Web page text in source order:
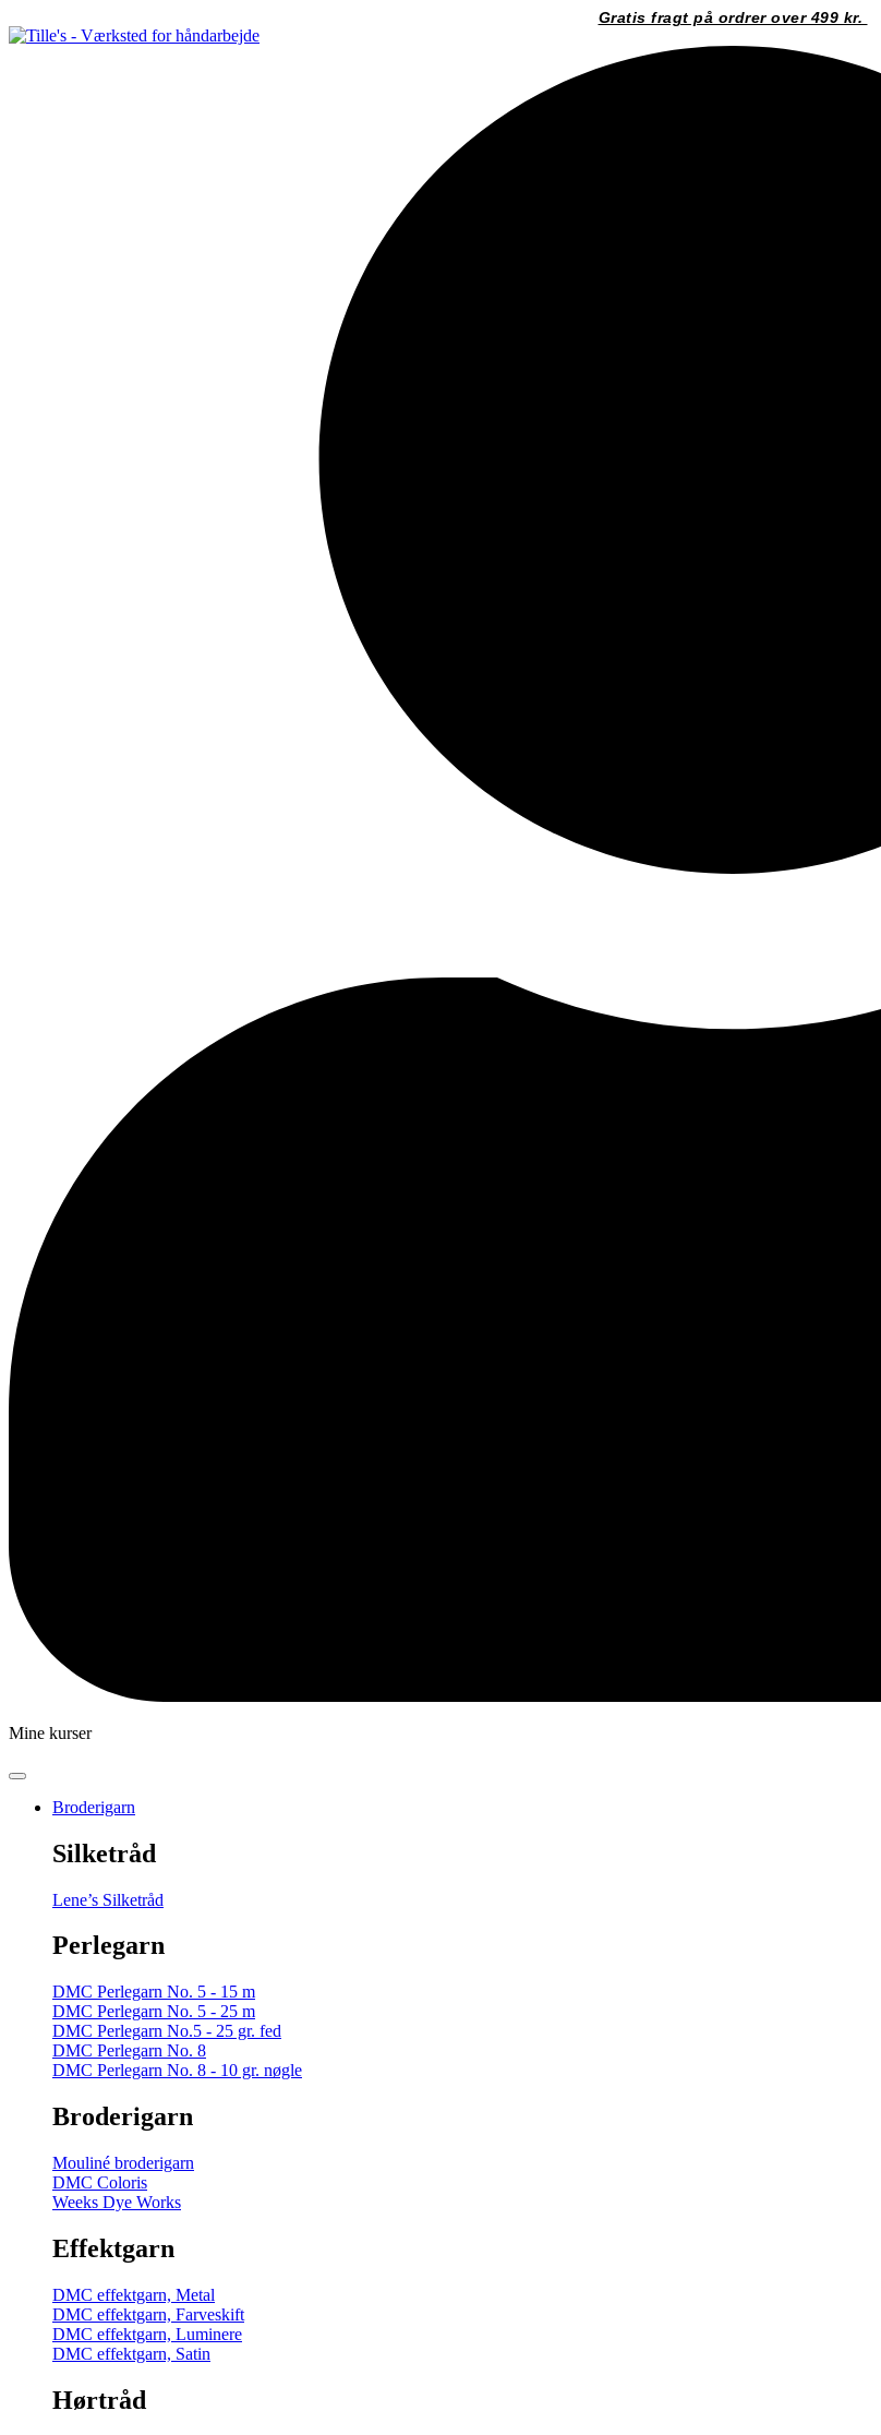
til
Gratis fragt på ordrer over 499 kr.
Mine kurser
Broderigarn
Silketråd
Lene’s Silketråd
Perlegarn
DMC Perlegarn No. 5 - 15 m
DMC Perlegarn No. 5 - 25 m
DMC Perlegarn No.5 - 25 gr. fed
DMC Perlegarn No. 8
DMC Perlegarn No. 8 - 10 gr. nøgle
Broderigarn
Mouliné broderigarn
DMC Coloris
Weeks Dye Works
Effektgarn
DMC effektgarn, Metal
DMC effektgarn, Farveskift
DMC effektgarn, Luminere
DMC effektgarn, Satin
Hørtråd